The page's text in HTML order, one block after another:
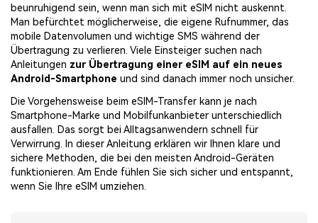
beunruhigend sein, wenn man sich mit eSIM nicht auskennt.
Man befürchtet möglicherweise, die eigene Rufnummer, das
mobile Datenvolumen und wichtige SMS während der
Übertragung zu verlieren. Viele Einsteiger suchen nach
Anleitungen zur Übertragung einer eSIM auf ein neues
Android-Smartphone und sind danach immer noch unsicher.
Die Vorgehensweise beim eSIM-Transfer kann je nach
Smartphone-Marke und Mobilfunkanbieter unterschiedlich
ausfallen. Das sorgt bei Alltagsanwendern schnell für
Verwirrung. In dieser Anleitung erklären wir Ihnen klare und
sichere Methoden, die bei den meisten Android-Geräten
funktionieren. Am Ende fühlen Sie sich sicher und entspannt,
wenn Sie Ihre eSIM umziehen.